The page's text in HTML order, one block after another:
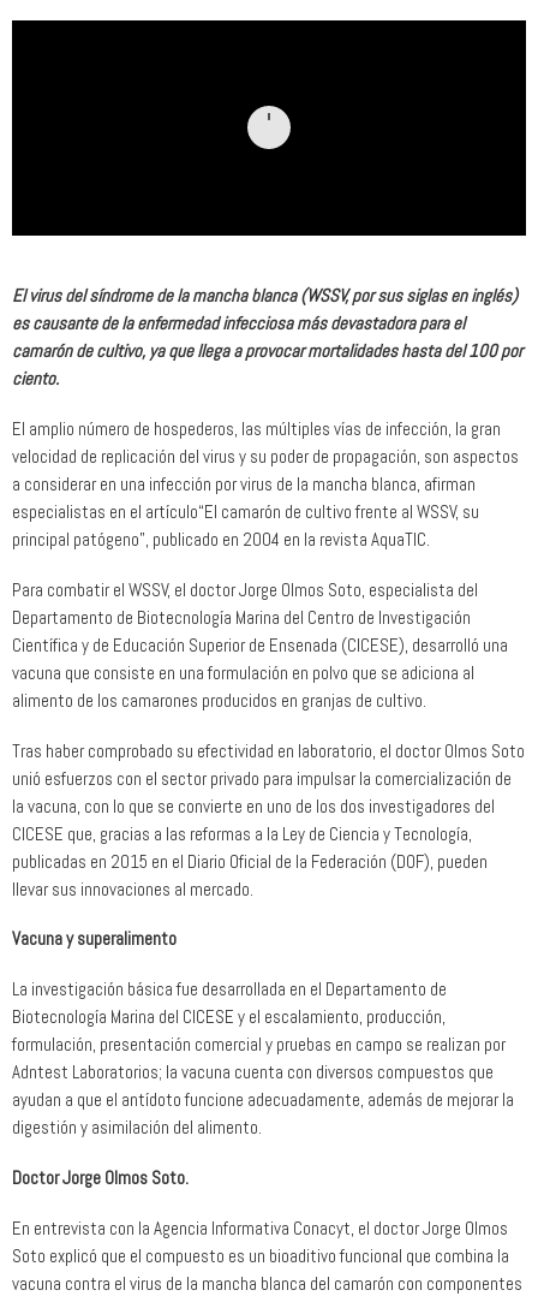
El virus del síndrome de la mancha blanca (WSSV, por sus siglas en inglés)
es causante de la enfermedad infecciosa más devastadora para el
camarón de cultivo, ya que llega a provocar mortalidades hasta del 100 por
ciento.
El amplio número de hospederos, las múltiples vías de infección, la gran
velocidad de replicación del virus y su poder de propagación, son aspectos
a considerar en una infección por virus de la mancha blanca, afirman
especialistas en el artículo“El camarón de cultivo frente al WSSV, su
principal patógeno”, publicado en 2004 en la revista AquaTIC.
Para combatir el WSSV, el doctor Jorge Olmos Soto, especialista del
Departamento de Biotecnología Marina del Centro de Investigación
Científica y de Educación Superior de Ensenada (CICESE), desarrolló una
vacuna que consiste en una formulación en polvo que se adiciona al
alimento de los camarones producidos en granjas de cultivo.
Tras haber comprobado su efectividad en laboratorio, el doctor Olmos Soto
unió esfuerzos con el sector privado para impulsar la comercialización de
la vacuna, con lo que se convierte en uno de los dos investigadores del
CICESE que, gracias a las reformas a la Ley de Ciencia y Tecnología,
publicadas en 2015 en el Diario Oficial de la Federación (DOF), pueden
llevar sus innovaciones al mercado.
Vacuna y superalimento
La investigación básica fue desarrollada en el Departamento de
Biotecnología Marina del CICESE y el escalamiento, producción,
formulación, presentación comercial y pruebas en campo se realizan por
Adntest Laboratorios; la vacuna cuenta con diversos compuestos que
ayudan a que el antídoto funcione adecuadamente, además de mejorar la
digestión y asimilación del alimento.
Doctor Jorge Olmos Soto.
En entrevista con la Agencia Informativa Conacyt, el doctor Jorge Olmos
Soto explicó que el compuesto es un bioaditivo funcional que combina la
vacuna contra el virus de la mancha blanca del camarón con componentes